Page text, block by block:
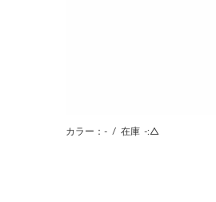
カラー：- / 在庫 -:△